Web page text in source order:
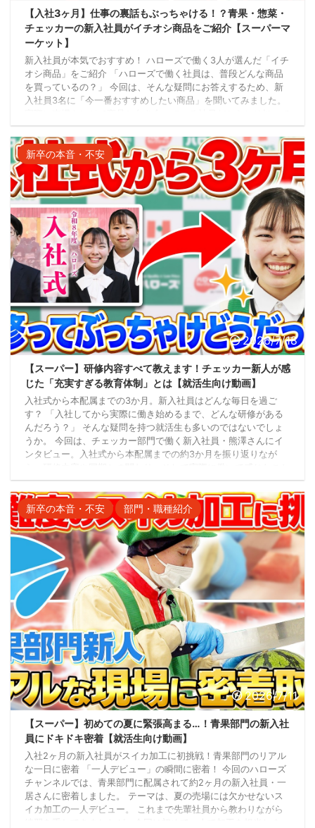
【入社3ヶ月】仕事の裏話もぶっちゃける！？青果・惣菜・
チェッカーの新入社員がイチオシ商品をご紹介【スーパーマ
ーケット】
新入社員が本気でおすすめ！ ハローズで働く3人が選んだ「イチ
オシ商品」をご紹介 「ハローズで働く社員は、普段どんな商品
を買っているの？」 今回は、そんな疑問にお答えするため、新
入社員3名に「今一番おすすめしたい商品」を聞いてみました。
いる魅力や、お客様との心温まるエピソードもたっぷりご紹介し
ます。 イチオシ商品① 薄皮餃子 最初に紹介してくれたのは、
「薄皮餃子」です。 4個入り・8個入り・16個入りと、人数やシ
ーンに合わせて選べるのも魅力。 特に ...
新卒の本音・不安
2026/7/18
【スーパー】研修内容すべて教えます！チェッカー新人が感
じた「充実すぎる教育体制」とは【就活生向け動画】
入社式から本配属までの3か月。新入社員はどんな毎日を過ご
す？ 「入社してから実際に働き始めるまで、どんな研修がある
んだろう？」 そんな疑問を持つ就活生も多いのではないでしょ
うか。 今回は、チェッカー部門で働く新入社員・熊澤さんにイ
ンタビュー。入社式から本配属までの約3か月を振り返りなが
を語っていただきました。 入社後3か月のスケジュール ハロー
ズでは、社会人として安心してスタートできるよう、段階的な研
修が用意されています。 （※以下の日付は今年の事 ...
新卒の本音・不安 部門・職種紹介
2026/7/11
【スーパー】初めての夏に緊張高まる…！青果部門の新入社
員にドキドキ密着【就活生向け動画】
入社2ヶ月の新入社員がスイカ加工に初挑戦！青果部門のリアル
な一日に密着 「一人デビュー」の瞬間に密着！ 今回のハローズ
チャンネルでは、青果部門に配属されて約2ヶ月の新入社員・一
居さんに密着しました。 テーマは、夏の売場には欠かせないス
イカ加工の一人デビュー。 これまで先輩社員から教わりながら